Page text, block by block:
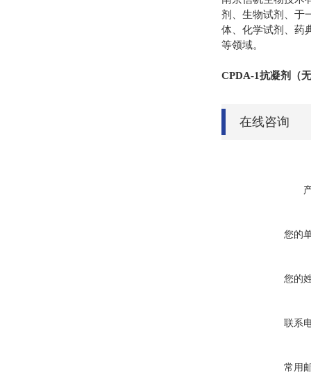
剂、生物试剂、于
体、化学试剂、药
等领域。
CPDA-1抗凝剂（
在线咨询
您的
您的
联系
常用